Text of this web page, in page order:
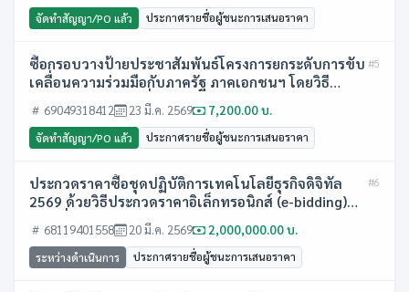
จัดทำสัญญา/PO แล้ว ประกาศรายชื่อผู้ชนะการเสนอราคา
ซื้อกรอบวางป้ายประชาสัมพันธ์โครงการยกระดับการขับ
เคลื่อนความร่วมมือกับภาครัฐ ภาคเอกชนฯ โดยวิธี
เฉพาะเจาะจง(เลขที่โครงการ:69049318412)
#5
69049318412 23 มี.ค. 2569 7,200.00 บ.
จัดทำสัญญา/PO แล้ว ประกาศรายชื่อผู้ชนะการเสนอราคา
ประกวดราคาซื้อชุดปฏิบัติการเทคโนโลยีธุรกิจดิจิทัล
2569 ด้วยวิธีประกวดราคาอิเล็กทรอนิกส์ (e-bidding)
(เลขที่โครงการ:68119401558)
#6
68119401558 20 มี.ค. 2569 2,000,000.00 บ.
ระหว่างดำเนินการ ประกาศรายชื่อผู้ชนะการเสนอราคา